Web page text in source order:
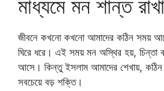
মাধ্যমে মন শান্ত রাখা
জীবনে কখনো কখনো আমাদের কঠিন সময়
ঘিরে ধরে। এই সময় মন অস্থির হয়, চিন্তা
আসে। কিন্তু ইসলাম আমাদের শেখায়, কঠিন
সবচেয়ে বড় শক্তি।